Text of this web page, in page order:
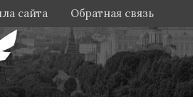
сайта Обратная связь